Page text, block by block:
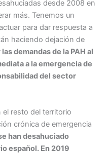
desde 2008 en
más. Tenemos un
para dar respuesta a
haciendo dejación de
demandas de la PAH al
a la emergencia de
del sector
el resto del territorio
crónica de emergencia
han desahuciado
español. En 2019